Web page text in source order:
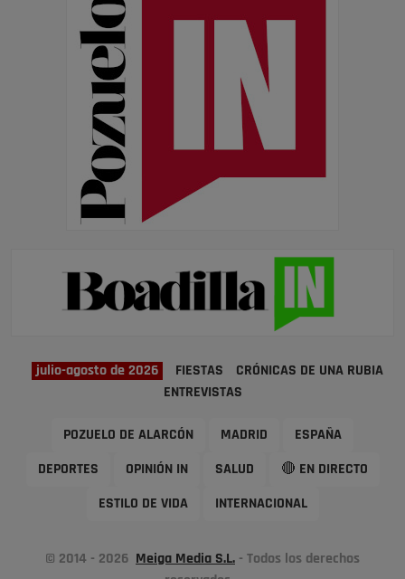
julio-agosto de 2026 FIESTAS
CRÓNICAS DE UNA RUBIA
ENTREVISTAS
POZUELO DE ALARCÓN MADRID ESPAÑA
DEPORTES OPINIÓN IN SALUD 🔴 EN DIRECTO
ESTILO DE VIDA INTERNACIONAL
© 2014 - 2026 Meiga Media S.L. - Todos los derechos